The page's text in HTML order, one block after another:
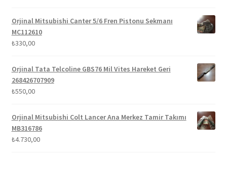
₺1.300,00. fiyat:
Orjinal Mitsubishi Canter 5/6 Fren Pistonu Sekmanı
MC112610
₺330,00
Orjinal Tata Telcoline GBS76 Mil Vites Hareket Geri
268426707909
₺550,00
Orjinal Mitsubishi Colt Lancer Ana Merkez Tamir Takımı
MB316786
₺4.730,00